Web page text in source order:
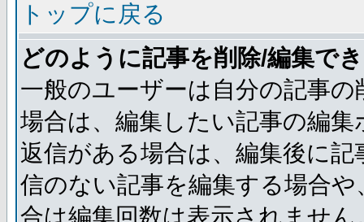
トップに戻る
どのように記事を削除/編集で
一般のユーザーは自分の記事
場合は、編集したい記事の編
返信がある場合は、編集後に
信のない記事を編集する場合
合は編集回数は表示されませ